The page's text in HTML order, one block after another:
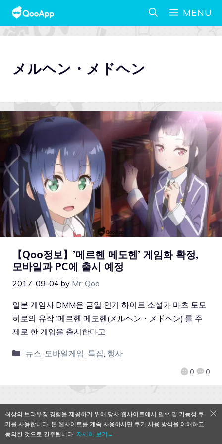
MENU
メルヘン・メドヘン
【Qoo정보】’메르헨 메도헨’ 게임화 확정,
모바일과 PC에 출시 예정
2017-09-04 by Mr. Qoo
0 0
일본 게임사 DMM은 금일 인기 하이트 소설가 마츠 토모
히로의 유작 ‘메르헨 메도헨(メルヘン・メドヘン)’를 주
제로 한 게임을 출시한다고
뉴스, 모바일게임, 특집, 행사
QooApp Limited © 2026
최상의 브라우징 경험을 제공하기 위해 당사 웹사이트에서 필수 및 기능성 쿠
키를 사용합니다. 본 웹사이트를 계속 사용하시면 쿠키 사용 방식을 이해하고
동의한 것으로 간주됩니다. 자세히 보기→